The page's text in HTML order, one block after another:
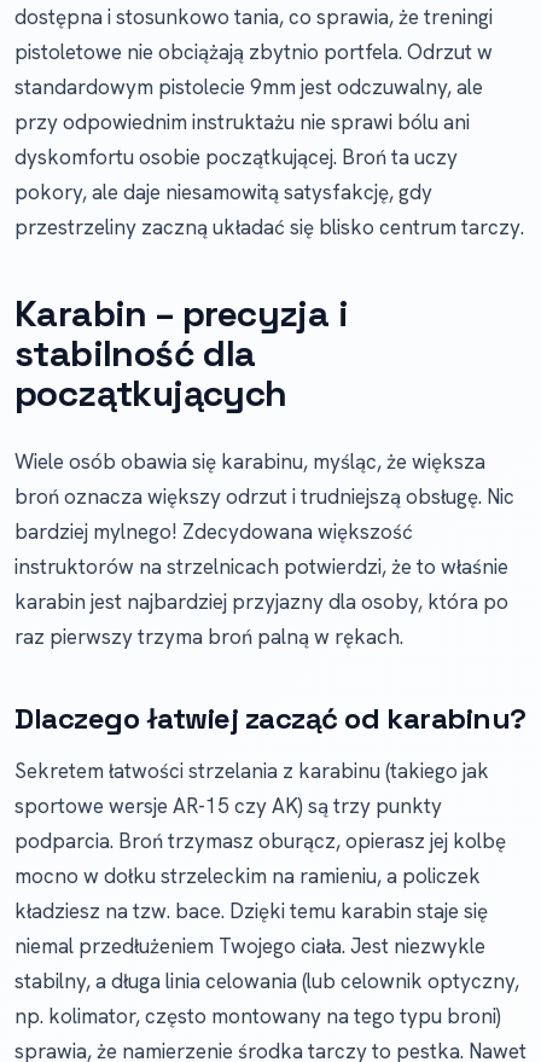
dostępna i stosunkowo tania, co sprawia, że treningi
pistoletowe nie obciążają zbytnio portfela. Odrzut w
standardowym pistolecie 9mm jest odczuwalny, ale
przy odpowiednim instruktażu nie sprawi bólu ani
dyskomfortu osobie początkującej. Broń ta uczy
pokory, ale daje niesamowitą satysfakcję, gdy
przestrzeliny zaczną układać się blisko centrum tarczy.
Karabin – precyzja i
stabilność dla
początkujących
Wiele osób obawia się karabinu, myśląc, że większa
broń oznacza większy odrzut i trudniejszą obsługę. Nic
bardziej mylnego! Zdecydowana większość
instruktorów na strzelnicach potwierdzi, że to właśnie
karabin jest najbardziej przyjazny dla osoby, która po
raz pierwszy trzyma broń palną w rękach.
Dlaczego łatwiej zacząć od karabinu?
Sekretem łatwości strzelania z karabinu (takiego jak
sportowe wersje AR-15 czy AK) są trzy punkty
podparcia. Broń trzymasz oburącz, opierasz jej kolbę
mocno w dołku strzeleckim na ramieniu, a policzek
kładziesz na tzw. bace. Dzięki temu karabin staje się
niemal przedłużeniem Twojego ciała. Jest niezwykle
stabilny, a długa linia celowania (lub celownik optyczny,
np. kolimator, często montowany na tego typu broni)
sprawia, że namierzenie środka tarczy to pestka. Nawet